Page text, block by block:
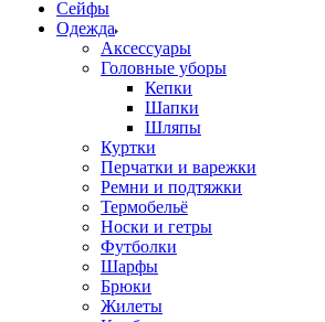
Сейфы
Одежда
Аксессуары
Головные уборы
Кепки
Шапки
Шляпы
Куртки
Перчатки и варежки
Ремни и подтяжки
Термобельё
Носки и гетры
Футболки
Шарфы
Брюки
Жилеты